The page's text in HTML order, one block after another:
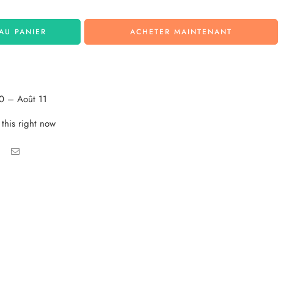
PANIER ACHETER MAINTENANT
– Août 11
right now